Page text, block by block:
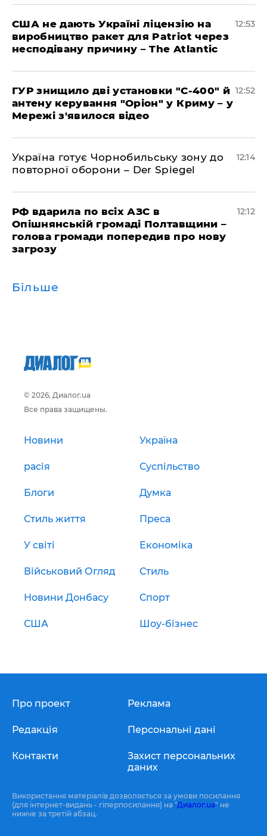
США не дають Україні ліцензію на
виробництво ракет для Patriot через
несподівану причину – The Atlantic
12:53
ГУР знищило дві установки "С-400" й
антену керування "Оріон" у Криму – у
Мережі з'явилося відео
12:52
Україна готує Чорнобильську зону до
повторної оборони – Der Spiegel
12:14
РФ вдарила по всіх АЗС в
Опішнянській громаді Полтавщини –
голова громади попередив про нову
загрозу
12:12
Більше
© 2026, Диалог.ua
Все права защищены.
Новини Україна
расія Суспільство
Блоги Думка
Стиль життя Преса
У світі Економіка
Військовий Огляд Стиль
Новини Донбасу Спорт
США Шоу-бізнес
Про проект
Редакція
Контакти
Реклама
Персональні дані
Захист персональних
даних
Використання матеріалів дозволяється за умови посилання
(для інтернет-видань - гіперпосилання) на "Диалог.ua" не
нижче за третій абзац.